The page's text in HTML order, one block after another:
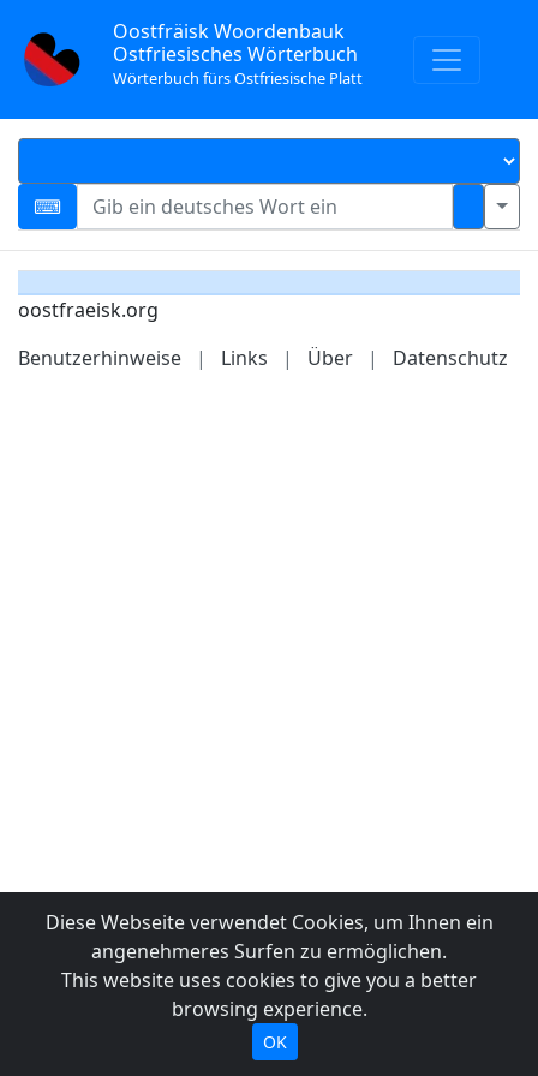
Oostfräisk Woordenbauk
Ostfriesisches Wörterbuch
Wörterbuch fürs Ostfriesische Platt
oostfraeisk.org
Benutzerhinweise
| Links | Über | Datenschutz
Diese Webseite verwendet Cookies, um Ihnen ein
angenehmeres Surfen zu ermöglichen.
This website uses cookies to give you a better
browsing experience.
OK